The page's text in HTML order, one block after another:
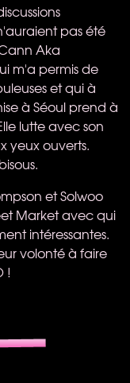
pas été
Aka
m'a permis de
et qui à
à Séoul prend à
lutte avec son
yeux ouverts.
et Solwoo
Market avec qui
intéressantes.
volonté à faire
!